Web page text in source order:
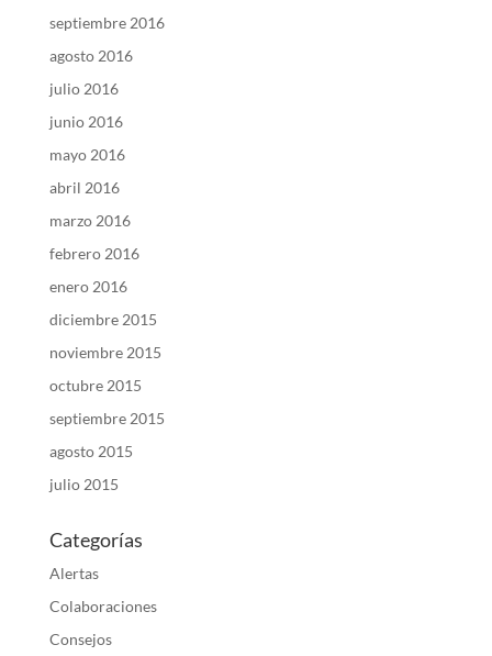
septiembre 2016
agosto 2016
julio 2016
junio 2016
mayo 2016
abril 2016
marzo 2016
febrero 2016
enero 2016
diciembre 2015
noviembre 2015
octubre 2015
septiembre 2015
agosto 2015
julio 2015
Categorías
Alertas
Colaboraciones
Consejos